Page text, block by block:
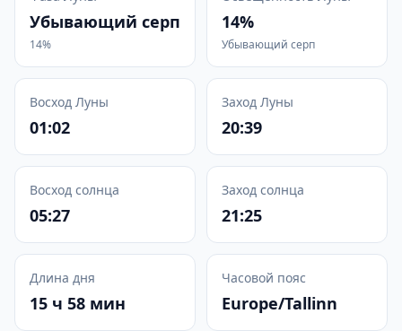
Убывающий серп
14%
14%
Убывающий серп
Восход Луны
01:02
Заход Луны
20:39
Восход солнца
05:27
Заход солнца
21:25
Длина дня
15 ч 58 мин
Часовой пояс
Europe/Tallinn